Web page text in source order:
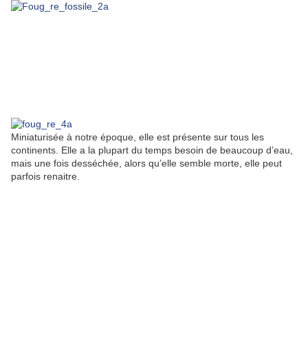
Miniaturisée à notre époque, elle est présente sur tous les
continents. Elle a la plupart du temps besoin de beaucoup d’eau,
mais une fois desséchée, alors qu’elle semble morte, elle peut
parfois renaitre.